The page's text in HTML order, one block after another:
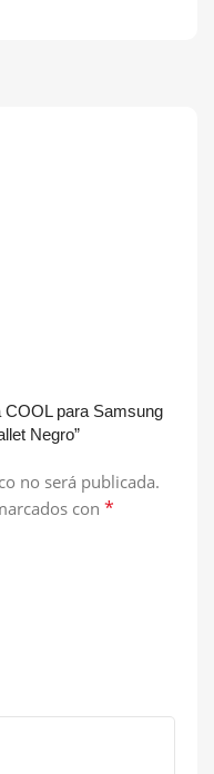
COOL para Samsung
Negro”
no será publicada.
con *